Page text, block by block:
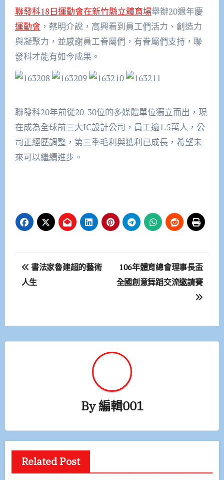
聯發科18日運動會在新竹縣立體育場舉辦20週年慶
運動會，蔡明介說，高興看到員工們活力、創造力
與凝聚力，並感謝員工眷屬們，有眷屬們支持，聯
發科才能有如今成果。
聯發科20年前從20-30位的多媒體單位獨立而出，現
在成為全球前三大IC設計公司，員工逾1.5萬人，公
司正經歷調整，第三季毛利與獲利已成長，希望未
來可以繼續進步。
文
章
覽
書法家魯建超的藝術
人生
106年體育總會理事長盃
全國創意舞蹈交流邀請賽
By編輯001
Related Post